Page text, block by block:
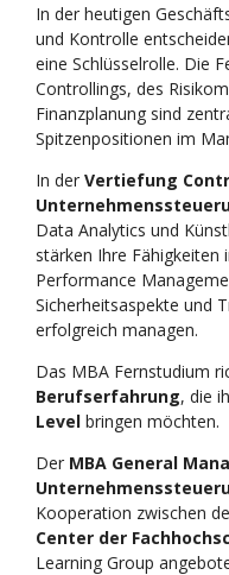
In der heutigen
und Kontrolle
eine Schlüsselrolle. Die
Controllings, des
Finanzplanung sind
Spitzenpositionen im
In der Vertiefung
Data Analytics und
stärken Ihre Fähigkeiten
Performance
Sicherheitsaspekte und
erfolgreich managen.
Das MBA Fernstudium
Berufserfahrung, die
Level bringen möchten.
Der MBA General
Kooperation zwischen
Center der
Learning Group